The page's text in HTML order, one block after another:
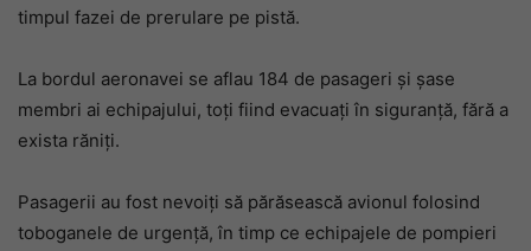
timpul fazei de prerulare pe pistă.
La bordul aeronavei se aflau 184 de pasageri și șase
membri ai echipajului, toți fiind evacuați în siguranță, fără a
exista răniți.
Pasagerii au fost nevoiți să părăsească avionul folosind
toboganele de urgență, în timp ce echipajele de pompieri